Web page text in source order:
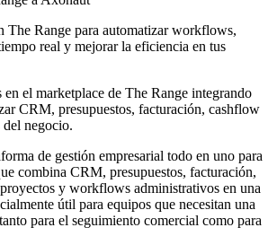
The Range para automatizar workflows,
real y mejorar la eficiencia en tus
en el marketplace de The Range integrando
CRM, presupuestos, facturación, cashflow
del negocio.
de gestión empresarial todo en uno para
combina CRM, presupuestos, facturación,
y workflows administrativos en una
útil para equipos que necesitan una
para el seguimiento comercial como para